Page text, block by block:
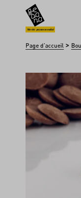
au contenu
Passer à la recherche
Marché paysan mondial
Page d'accueil >
Ignorer la